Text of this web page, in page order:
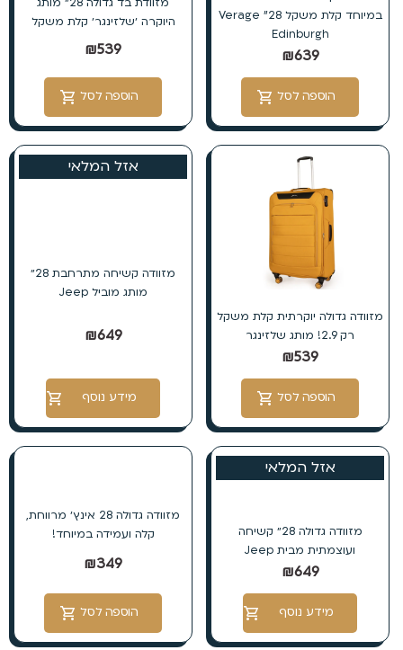
במיוחד קלת משקל 28” Verage
Edinburgh
₪639
הוספה לסל
היוקרה ׳שלזינגר׳ קלת משקל
₪539
הוספה לסל
מזוודה גדולה יוקרתית קלת משקל
רק 2.9! מותג שלזינגר
₪539
הוספה לסל
אזל המלאי
מזוודה קשיחה מתרחבת 28״
מותג מוביל Jeep
₪649
מידע נוסף
אזל המלאי
מזוודה גדולה 28״ קשיחה
ועוצמתית מבית Jeep
₪649
מידע נוסף
מזוודה גדולה 28 אינץ׳ מרווחת,
קלה ועמידה במיוחד!
₪349
הוספה לסל